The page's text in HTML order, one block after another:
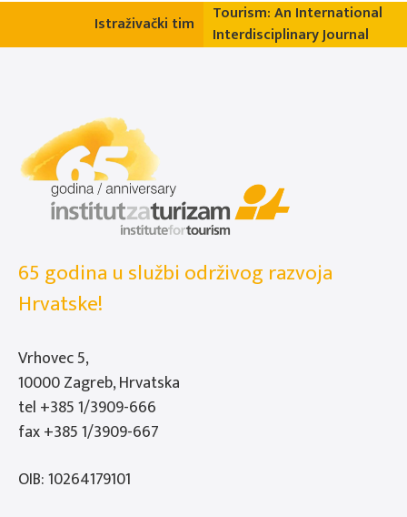
Istraživački tim
Tourism: An International
Interdisciplinary Journal
65 godina u službi održivog razvoja
Hrvatske!
Vrhovec 5,
10000 Zagreb, Hrvatska
tel +385 1/3909-666
fax +385 1/3909-667
OIB: 10264179101